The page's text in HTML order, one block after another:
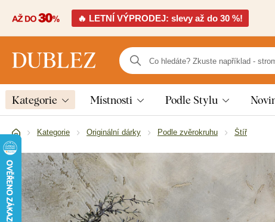
🔥 LETNÍ VÝPRODEJ: slevy až do 30 %!
Kategorie Místnosti Podle Stylu
Kategorie Originální dárky Podle zvěrokruhu Štíř